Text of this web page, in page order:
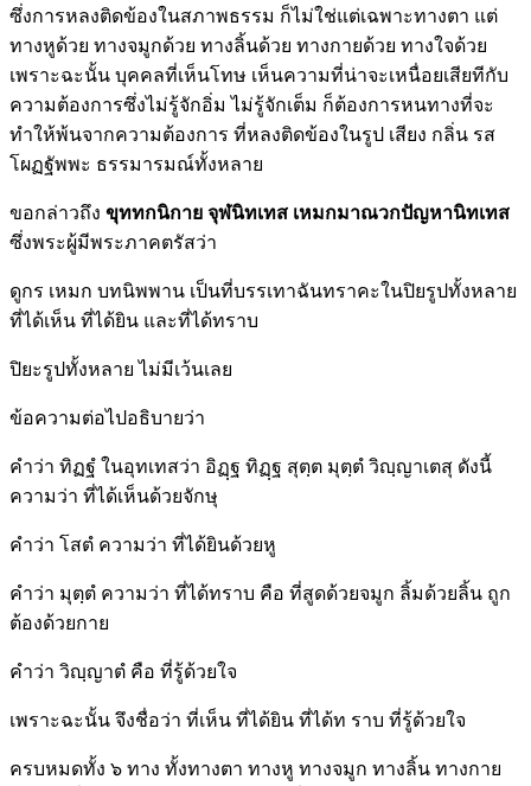
ซึ่งการหลงติดข้องในสภาพธรรม ก็ไม่ใช่แต่เฉพาะทางตา แต่
ทางหูด้วย ทางจมูกด้วย ทางลิ้นด้วย ทางกายด้วย ทางใจด้วย
เพราะฉะนั้น บุคคลที่เห็นโทษ เห็นความที่น่าจะเหนื่อยเสียทีกับ
ความต้องการซึ่งไม่รู้จักอิ่ม ไม่รู้จักเต็ม ก็ต้องการหนทางที่จะ
ทำให้พ้นจากความต้องการ ที่หลงติดข้องในรูป เสียง กลิ่น รส
โผฏฐัพพะ ธรรมารมณ์ทั้งหลาย
ขอกล่าวถึง ขุททกนิกาย จุฬนิทเทส เหมกมาณวกปัญหานิทเทส
ซึ่งพระผู้มีพระภาคตรัสว่า
ดูกร เหมก บทนิพพาน เป็นที่บรรเทาฉันทราคะในปิยรูปทั้งหลาย
ที่ได้เห็น ที่ได้ยิน และที่ได้ทราบ
ปิยะรูปทั้งหลาย ไม่มีเว้นเลย
ข้อความต่อไปอธิบายว่า
คำว่า ทิฏฐํ ในอุทเทสว่า อิฏฺฐ ทิฏฺฐ สุตฺต มุตฺตํ วิญฺญาเตสุ ดังนี้
ความว่า ที่ได้เห็นด้วยจักษุ
คำว่า โสตํ ความว่า ที่ได้ยินด้วยหู
คำว่า มุตฺตํ ความว่า ที่ได้ทราบ คือ ที่สูดด้วยจมูก ลิ้มด้วยลิ้น ถูก
ต้องด้วยกาย
คำว่า วิญฺญาตํ คือ ที่รู้ด้วยใจ
เพราะฉะนั้น จึงชื่อว่า ที่เห็น ที่ได้ยิน ที่ได้ท ราบ ที่รู้ด้วยใจ
ครบหมดทั้ง ๖ ทาง ทั้งทางตา ทางหู ทางจมูก ทางลิ้น ทางกาย